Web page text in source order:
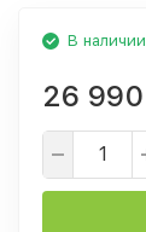
В наличии
26 990